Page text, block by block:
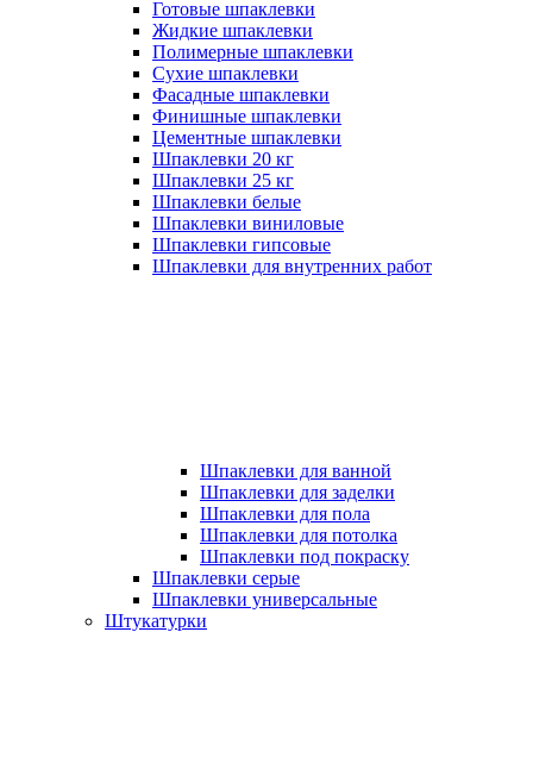
Готовые шпаклевки
Жидкие шпаклевки
Полимерные шпаклевки
Сухие шпаклевки
Фасадные шпаклевки
Финишные шпаклевки
Цементные шпаклевки
Шпаклевки 20 кг
Шпаклевки 25 кг
Шпаклевки белые
Шпаклевки виниловые
Шпаклевки гипсовые
Шпаклевки для внутренних работ
Шпаклевки для ванной
Шпаклевки для заделки
Шпаклевки для пола
Шпаклевки для потолка
Шпаклевки под покраску
Шпаклевки серые
Шпаклевки универсальные
Штукатурки